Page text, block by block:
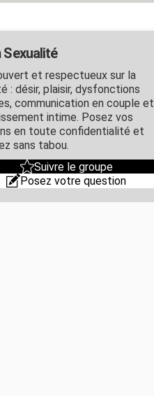
Sexualité
et respectueux sur la
: désir, plaisir, dysfonctions
communication en couple et
intime. Posez vos
en toute confidentialité et
sans tabou.
Suivre le groupe
Posez votre question